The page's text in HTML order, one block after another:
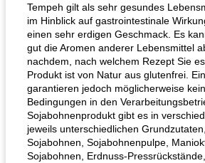
Tempeh gilt als sehr gesundes
im Hinblick auf gastrointestinale
einen sehr erdigen Geschmack. Es
gut die Aromen anderer Lebensmittel
nachdem, nach welchem ​​Rezept Sie
Produkt ist von Natur aus glutenfrei.
garantieren jedoch möglicherweise
Bedingungen in den
Sojabohnenprodukt gibt es in
jeweils unterschiedlichen
Sojabohnen, Sojabohnenpulpe,
Sojabohnen, Erdnuss-